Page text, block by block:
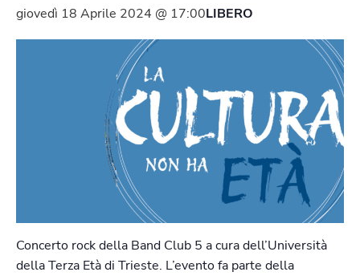
giovedì 18 Aprile 2024 @ 17:00LIBERO
Concerto rock della Band Club 5 a cura dell’Università
della Terza Età di Trieste. L’evento fa parte della